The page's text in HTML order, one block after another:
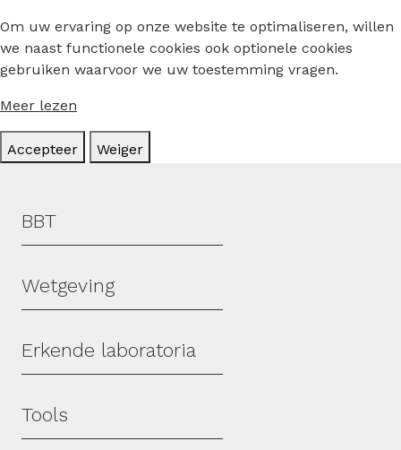
Om uw ervaring op onze website te optimaliseren, willen
we naast functionele cookies ook optionele cookies
gebruiken waarvoor we uw toestemming vragen.
Meer lezen
Accepteer Weiger
Hoofdmenu
BBT
Wetgeving
Erkende laboratoria
Tools